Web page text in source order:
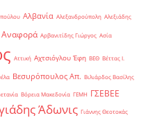
Αλβανία Αλεξανδρούπολη Αλεξιάδης
Αναφορά Αρβανιτίδης Γιώργος Ασία
Αττική Αχτσιόγλου Έφη ΒΕΘ Βέττας Ι.
Βεσυρόπουλος Απ. Βιλιάρδος Βασίλης
Βόρεια Μακεδονία ΓΕΜΗ ΓΣΕΒΕΕ
Άδωνις Γιάννης Θεοτοκάς